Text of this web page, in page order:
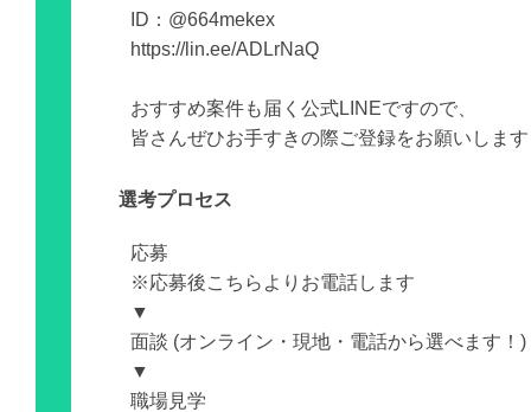
ID：@664mekex
https://lin.ee/ADLrNaQ
おすすめ案件も届く公式LINEですので、
皆さんぜひお手すきの際ご登録をお願いしま
選考プロセス
応募
※応募後こちらよりお電話します
▼
面談 (オンライン・現地・電話から選べます！)
▼
職場見学